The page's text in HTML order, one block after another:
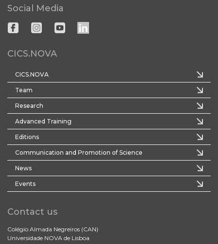
Social Media
CICS.NOVA
CICS.NOVA
Team
Research
Advanced Training
Editions
Communication and Promotion of Science
News
Events
Contact us
Colégio Almada Negreiros (CAN)
Universidade NOVA de Lisboa